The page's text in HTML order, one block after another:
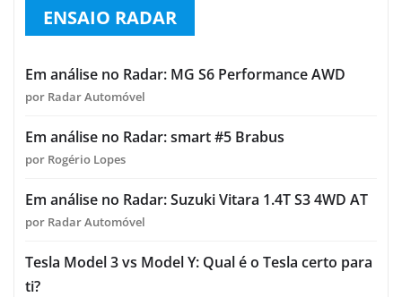
ENSAIO RADAR
Em análise no Radar: MG S6 Performance AWD
por Radar Automóvel
Em análise no Radar: smart #5 Brabus
por Rogério Lopes
Em análise no Radar: Suzuki Vitara 1.4T S3 4WD AT
por Radar Automóvel
Tesla Model 3 vs Model Y: Qual é o Tesla certo para
ti?